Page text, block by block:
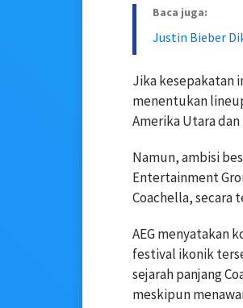
Baca juga:
Justin Bieber
Jika kesepakatan
menentukan
Amerika Utara
Namun, ambisi
Entertainment
Coachella, secara
AEG menyatakan
festival ikonik
sejarah panjang
meskipun